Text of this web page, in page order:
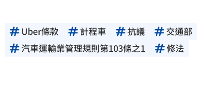
Uber條款 計程車 抗議
交通部
汽車運輸業管理規則第103條之1
修法